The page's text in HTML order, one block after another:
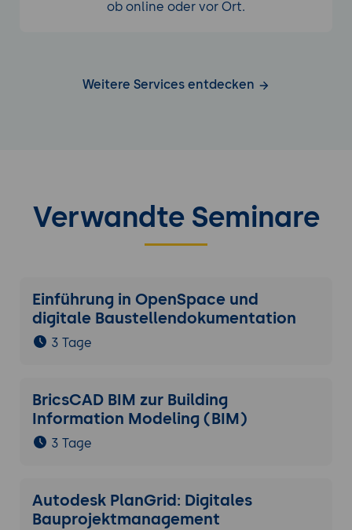
ob online oder vor Ort.
Weitere Services entdecken
Verwandte Seminare
Einführung in OpenSpace und
digitale Baustellendokumentation
3 Tage
BricsCAD BIM zur Building
Information Modeling (BIM)
3 Tage
Autodesk PlanGrid: Digitales
Bauprojektmanagement